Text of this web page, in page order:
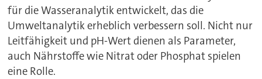
für die Wasseranalytik entwickelt, das die
Umweltanalytik erheblich verbessern soll. Nicht nur
Leitfähigkeit und pH-Wert dienen als Parameter,
auch Nährstoffe wie Nitrat oder Phosphat spielen
eine Rolle.